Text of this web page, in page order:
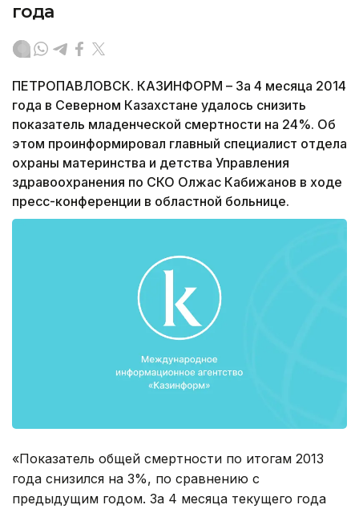
года
ПЕТРОПАВЛОВСК. КАЗИНФОРМ – За 4 месяца 2014
года в Северном Казахстане удалось снизить
показатель младенческой смертности на 24%. Об
этом проинформировал главный специалист отдела
охраны материнства и детства Управления
здравоохранения по СКО Олжас Кабижанов в ходе
пресс-конференции в областной больнице.
«Показатель общей смертности по итогам 2013
года снизился на 3%, по сравнению с
предыдущим годом. За 4 месяца текущего года